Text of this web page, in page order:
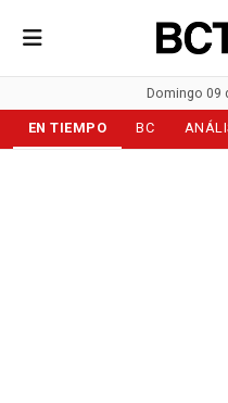
Domingo 09
EN TIEMPO BC